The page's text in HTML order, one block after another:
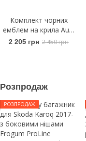
Комплект чорних
емблем на крила Audi
A5/S5/RS (B9) - RS5 -
2 205 грн 2 450 грн
Розпродаж
РОЗПРОДАЖ